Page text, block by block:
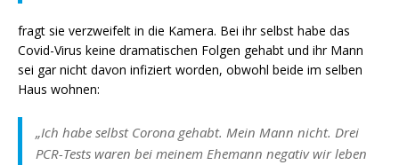
fragt sie verzweifelt in die Kamera. Bei ihr selbst habe das
Covid-Virus keine dramatischen Folgen gehabt und ihr Mann
sei gar nicht davon infiziert worden, obwohl beide im selben
Haus wohnen:
„Ich habe selbst Corona gehabt. Mein Mann nicht. Drei
PCR-Tests waren bei meinem Ehemann negativ wir leben